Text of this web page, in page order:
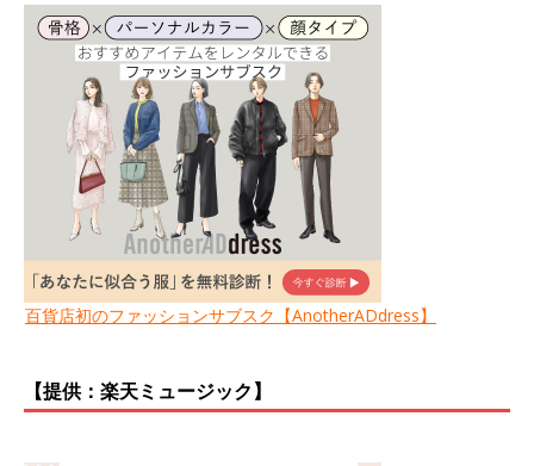
百貨店初のファッションサブスク【AnotherADdress】
【提供：楽天ミュージック】